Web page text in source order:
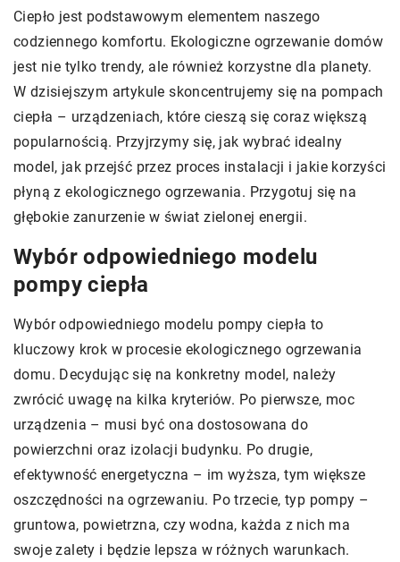
Ciepło jest podstawowym elementem naszego
codziennego komfortu. Ekologiczne ogrzewanie domów
jest nie tylko trendy, ale również korzystne dla planety.
W dzisiejszym artykule skoncentrujemy się na pompach
ciepła – urządzeniach, które cieszą się coraz większą
popularnością. Przyjrzymy się, jak wybrać idealny
model, jak przejść przez proces instalacji i jakie korzyści
płyną z ekologicznego ogrzewania. Przygotuj się na
głębokie zanurzenie w świat zielonej energii.
Wybór odpowiedniego modelu
pompy ciepła
Wybór odpowiedniego modelu pompy ciepła to
kluczowy krok w procesie ekologicznego ogrzewania
domu. Decydując się na konkretny model, należy
zwrócić uwagę na kilka kryteriów. Po pierwsze, moc
urządzenia – musi być ona dostosowana do
powierzchni oraz izolacji budynku. Po drugie,
efektywność energetyczna – im wyższa, tym większe
oszczędności na ogrzewaniu. Po trzecie, typ pompy –
gruntowa, powietrzna, czy wodna, każda z nich ma
swoje zalety i będzie lepsza w różnych warunkach.